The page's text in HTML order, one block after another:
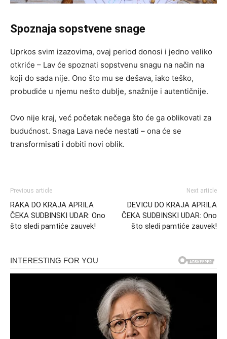
Spoznaja sopstvene snage
Uprkos svim izazovima, ovaj period donosi i jedno veliko
otkriće – Lav će spoznati sopstvenu snagu na način na
koji do sada nije. Ono što mu se dešava, iako teško,
probudiće u njemu nešto dublje, snažnije i autentičnije.
Ovo nije kraj, već početak nečega što će ga oblikovati za
budućnost. Snaga Lava neće nestati – ona će se
transformisati i dobiti novi oblik.
Previous article
RAKA DO KRAJA APRILA
ČEKA SUDBINSKI UDAR: Ono
što sledi pamtiće zauvek!
Next article
DEVICU DO KRAJA APRILA
ČEKA SUDBINSKI UDAR: Ono
što sledi pamtiće zauvek!